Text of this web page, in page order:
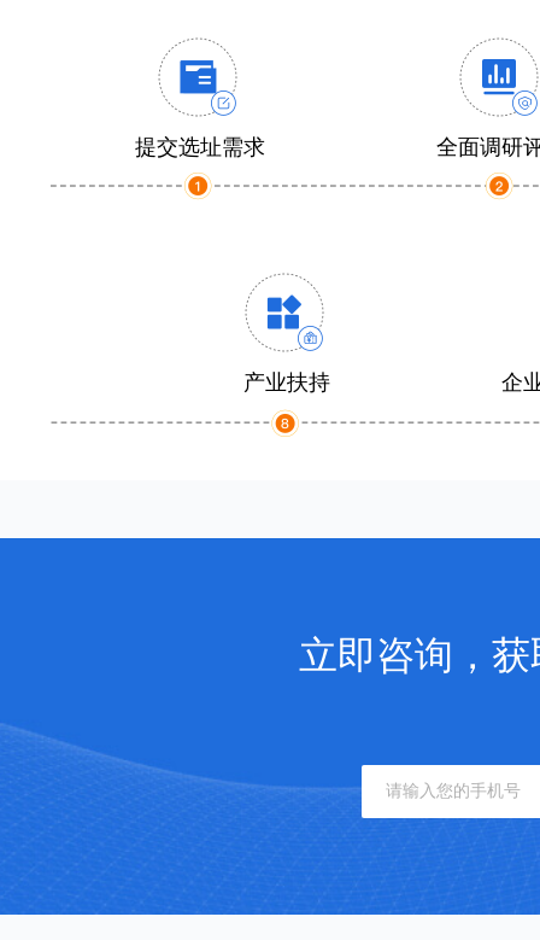
提交选址需求 全面调研
产业扶持 企
立即咨询，